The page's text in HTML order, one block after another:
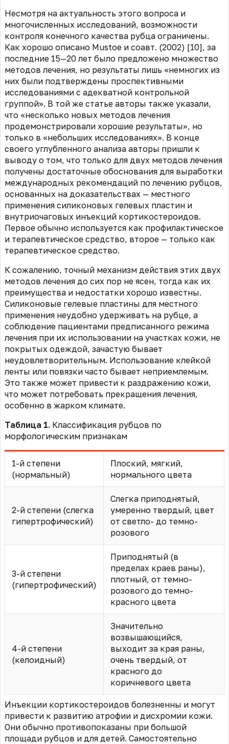
Несмотря на актуальность этого вопроса и
многочисленных исследований, возможности
контроля конечного качества рубца ограничены.
Как хорошо описано Mustoe и соавт. (2002) [10], за
последние 15—20 лет было предложено множество
методов лечения, но результаты лишь «немногих из
них были подтверждены проспективными
исследованиями с адекватной контрольной
группой». В той же статье авторы также указали,
что «несколько новых методов лечения
продемонстрировали хорошие результаты», но
только в «небольших исследованиях». В конце
своего углубленного анализа авторы пришли к
выводу о том, что только для двух методов лечения
получены достаточные обоснования для выработки
международных рекомендаций по лечению рубцов,
основанных на доказательствах — местного
применения силиконовых гелевых пластин и
внутриочаговых инъекций кортикостероидов.
Первое обычно используется как профилактическое
и терапевтическое средство, второе — только как
терапевтическое средство.
К сожалению, точный механизм действия этих двух
методов лечения до сих пор не ясен, тогда как их
преимущества и недостатки хорошо известны.
Cиликоновые гелевые пластины для местного
применения неудобно удерживать на рубце, а
соблюдение пациентами предписанного режима
лечения при их использовании на участках кожи, не
покрытых одеждой, зачастую бывает
неудовлетворительным. Использование клейкой
ленты или повязки часто бывает неприемлемым.
Это также может привести к раздражению кожи,
что может потребовать прекращения лечения,
особенно в жарком климате.
Таблица 1. Классификация рубцов по
морфологическим признакам
1-й степени
(нормальный)
Плоский, мягкий,
нормального цвета
2-й степени (слегка
гипертрофический)
Слегка приподнятый,
умеренно твердый, цвет
от светло- до темно-
розового
3-й степени
(гипертрофический)
Приподнятый (в
пределах краев раны),
плотный, от темно-
розового до темно-
красного цвета
4-й степени
(келоидный)
Значительно
возвышающийся,
выходит за края раны,
очень твердый, от
красного до
коричневого цвета
Инъекции кортикостероидов болезненны и могут
привести к развитию атрофии и дисхромии кожи.
Они обычно противопоказаны при большой
площади рубцов и для детей. Самостоятельно